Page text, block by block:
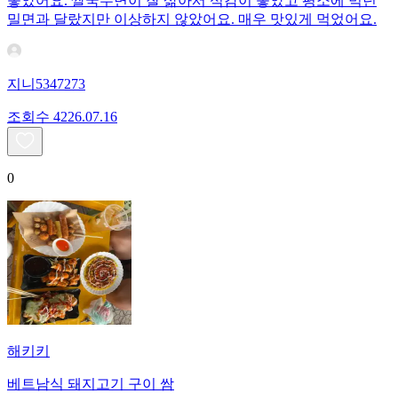
밀면과 달랐지만 이상하지 않았어요. 매우 맛있게 먹었어요.
지니5347273
조회수 4226.07.16
0
해키키
베트남식 돼지고기 구이 쌈